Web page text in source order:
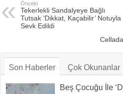
Önceki
Tekerlekli Sandalyeye Bağlı
Tutsak ‘Dikkat, Kaçabilir’ Notuyla
Sevk Edildi
Son Haberler Çok Okunanlar
Beş Çocuğu İle